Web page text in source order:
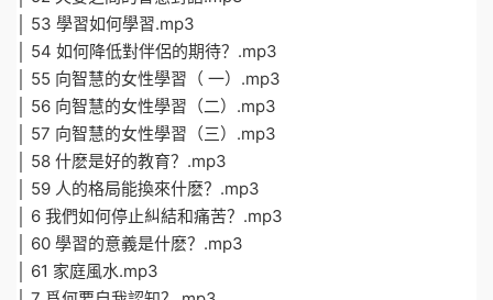
│ 53 學習如何學習.mp3
│ 54 如何降低對伴侶的期待？.mp3
│ 55 向智慧的女性學習（ 一）.mp3
│ 56 向智慧的女性學習（二）.mp3
│ 57 向智慧的女性學習（三）.mp3
│ 58 什麽是好的教育？.mp3
│ 59 人的格局能換來什麽？.mp3
│ 6 我們如何停止糾結和痛苦？.mp3
│ 60 學習的意義是什麽？.mp3
│ 61 家庭風水.mp3